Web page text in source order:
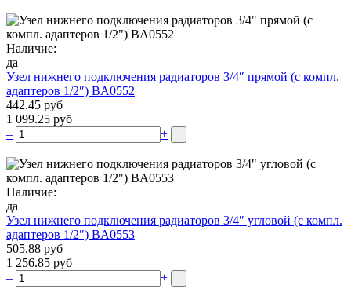
Наличие:
да
Узел нижнего подключения радиаторов 3/4″ прямой (c компл.
адаптеров 1/2″) BA0552
442.45 руб
1 099.25 руб
–
+
Наличие:
да
Узел нижнего подключения радиаторов 3/4″ угловой (c компл.
адаптеров 1/2″) BA0553
505.88 руб
1 256.85 руб
–
+